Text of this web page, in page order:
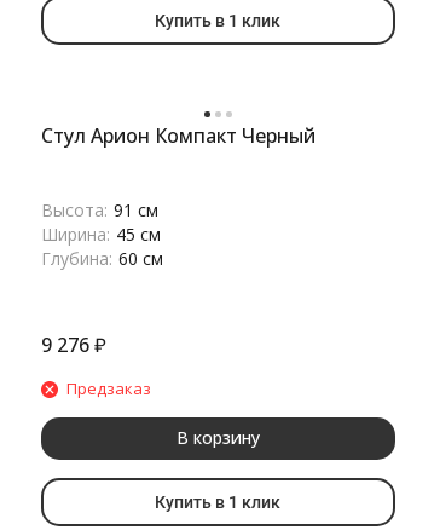
Купить в 1 клик
Стул Арион Компакт Черный
Высота: 91 см
Ширина: 45 см
Глубина: 60 см
9 276 ₽
Предзаказ
В корзину
Купить в 1 клик